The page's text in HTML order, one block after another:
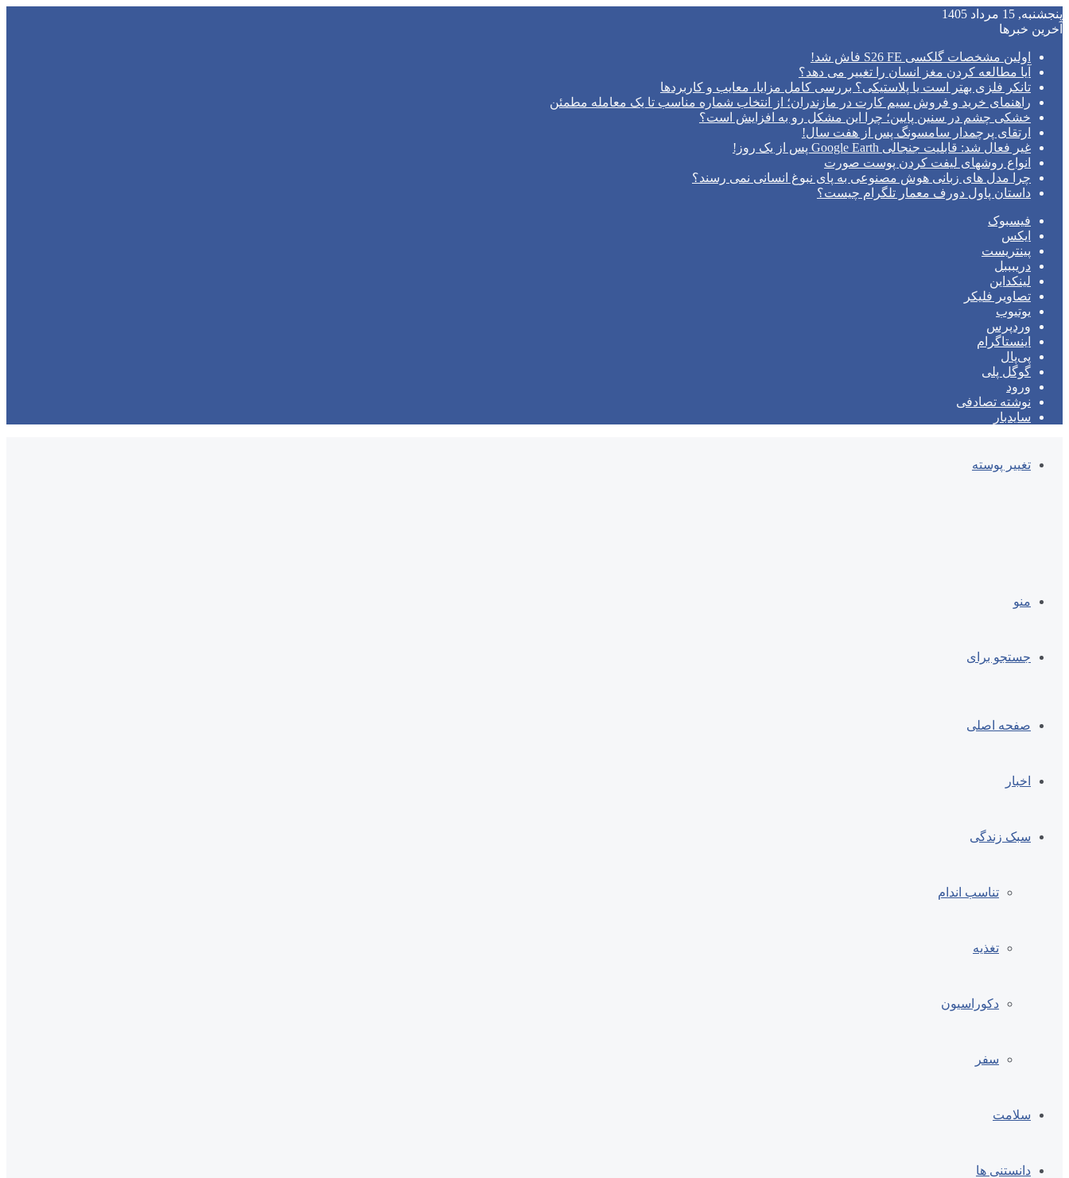
پنجشنبه, 15 مرداد 1405
آخرین خبرها
اولین مشخصات گلکسی S26 FE فاش شد!
آیا مطالعه کردن مغز انسان را تغییر می‌ دهد؟
تانکر فلزی بهتر است یا پلاستیکی؟ بررسی کامل مزایا، معایب و کاربردها
راهنمای خرید و فروش سیم کارت در مازندران؛ از انتخاب شماره مناسب تا یک معامله مطمئن
خشکی چشم در سنین پایین؛ چرا این مشکل رو به افزایش است؟
ارتقای پرچمدار سامسونگ پس از هفت سال!
غیر فعال شد: قابلیت جنجالی Google Earth پس از یک روز!
انواع روشهای لیفت کردن پوست صورت
چرا مدل‌ های زبانی هوش مصنوعی به پای نبوغ انسانی نمی‌ رسند؟
داستان پاول دورف معمار تلگرام چیست؟
فیسبوک
ایکس
پینتریست
دریبببل
لینکداین
تصاویر فلیکر
یوتیوب
وردپرس
اینستاگرام
پی‌پال
گوگل پلی
ورود
نوشته تصادفی
سایدبار
تغییر پوسته
منو
جستجو برای
صفحه اصلی
اخبار
سبک زندگی
تناسب اندام
تغذیه
دکوراسیون
سفر
سلامت
دانستنی ها